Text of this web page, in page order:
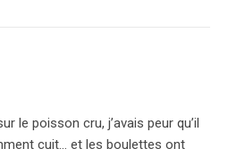
le poisson cru, j’avais peur qu’il
cuit… et les boulettes ont